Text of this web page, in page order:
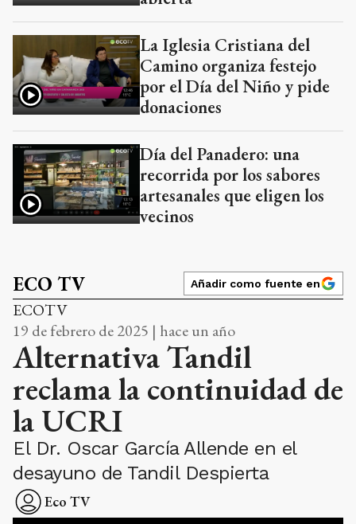
La Iglesia Cristiana del
Camino organiza festejo
por el Día del Niño y pide
donaciones
Día del Panadero: una
recorrida por los sabores
artesanales que eligen los
vecinos
ECO TV Añadir como fuente en
ECOTV
19 de febrero de 2025 | hace un año
Alternativa Tandil
reclama la continuidad de
la UCRI
El Dr. Oscar García Allende en el
desayuno de Tandil Despierta
Eco TV